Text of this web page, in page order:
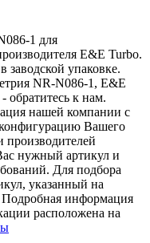
1 для
E&E Turbo.
заводской упаковке.
NR-N086-1, E&E
обратитесь к нам.
нашей компании с
Вашего
производителей
нужный артикул и
Для подбора
указанный на
информация
расположена на